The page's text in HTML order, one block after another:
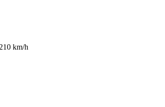
km/h